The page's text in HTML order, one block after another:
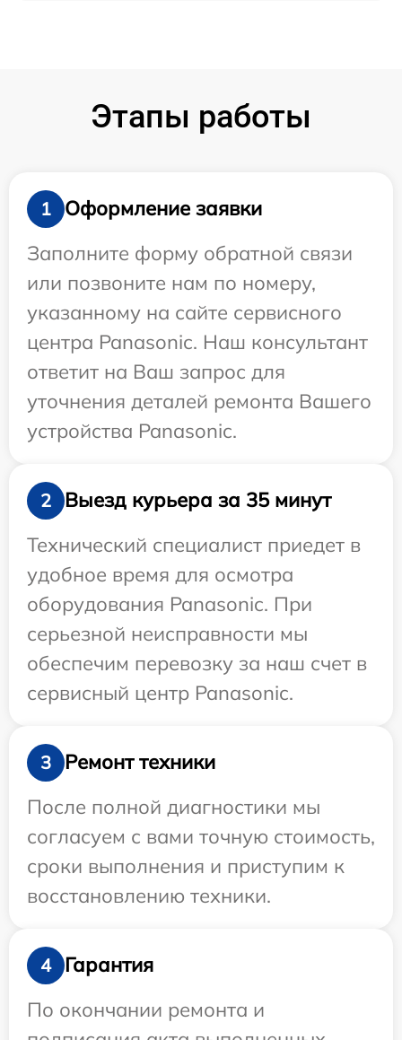
Этапы работы
1
Оформление заявки
Заполните форму обратной связи
или позвоните нам по номеру,
указанному на сайте сервисного
центра Panasonic. Наш консультант
ответит на Ваш запрос для
уточнения деталей ремонта Вашего
устройства Panasonic.
2
Выезд курьера за 35 минут
Технический специалист приедет в
удобное время для осмотра
оборудования Panasonic. При
серьезной неисправности мы
обеспечим перевозку за наш счет в
сервисный центр Panasonic.
3
Ремонт техники
После полной диагностики мы
согласуем с вами точную стоимость,
сроки выполнения и приступим к
восстановлению техники.
4
Гарантия
По окончании ремонта и